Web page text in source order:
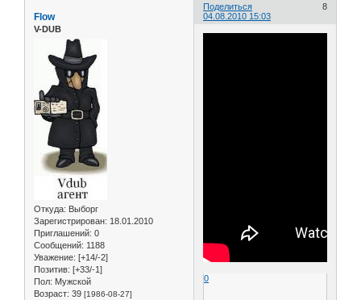
Поделиться
8
04.08.2010 15:03
Flow
V-DUB
Откуда: Выборг
Зарегистрирован: 18.01.2010
Приглашений: 0
Сообщений: 1188
Уважение: [+14/-2]
Позитив: [+33/-1]
Пол: Мужской
Возраст: 39 [1986-08-27]
0